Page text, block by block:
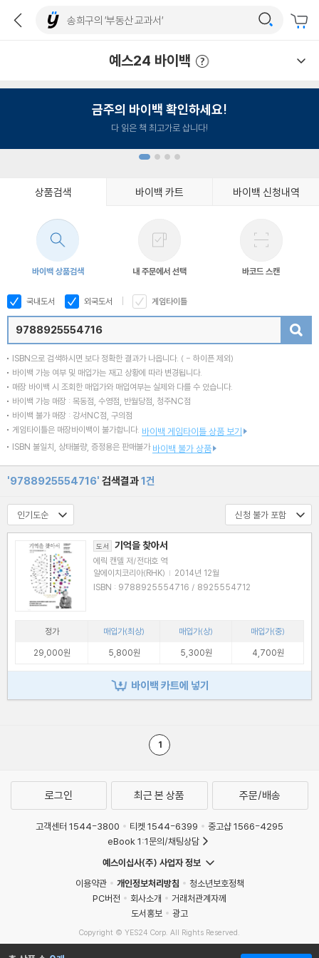
예스24 바이백
금주의 바이백 확인하세요!
다 읽은 책 최고가로 삽니다!
상품검색 바이백 카트 바이백 신청내역
바이백 상품검색 내 주문에서 선택 바코드 스캔
국내도서 외국도서 게임타이틀
ISBN으로 검색하시면 보다 정확한 결과가 나옵니다. ( - 하이픈 제외)
바이백 가능 여부 및 매입가는 재고 상황에 따라 변경됩니다.
매장 바이백 시 조회한 매입가와 매입여부는 실제와 다를 수 있습니다.
바이백 가능 매장 : 목동점, 수영점, 반월당점, 청주NC점
바이백 불가 매장 : 강서NC점, 구의점
게임타이틀은 매장바이백이 불가합니다. 바이백 게임타이틀 상품 보기
ISBN 불일치, 상태불량, 증정용은 판매불가 바이백 불가 상품
'9788925554716' 검색결과1건
도서 기억을 찾아서
에릭 캔델 저/전대호 역
알에이치코리아(RHK) | 2014년 12월
ISBN : 9788925554716 / 8925554712
정가 매입가(최상) 매입가(상)
매입가(중)
29,000원
5,800원 5,300원 4,700원
바이백 카트에 넣기
1
로그인 최근 본 상품 주문/배송
고객센터 1544-3800 티켓 1544-6399
중고샵 1566-4295
eBook 1:1문의/채팅상담
예스이십사(주) 사업자 정보
이용약관
개인정보처리방침
청소년보호정책
PC버전
회사소개
거래처관계자께
도서홍보
광고
Copyright © YES24 Corp. All Rights Reserved.
MATOM1